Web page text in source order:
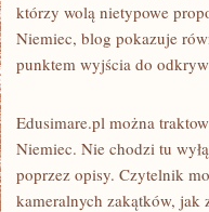
którzy wolą nietypowe
Niemiec, blog pokazuje
punktem wyjścia do
Edusimare.pl można
Niemiec. Nie chodzi tu
poprzez opisy. Czytelnik
kameralnych zakątków,